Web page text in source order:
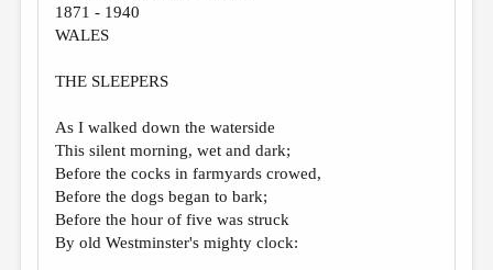
1871 - 1940
WALES
THE SLEEPERS
As I walked down the waterside
This silent morning, wet and dark;
Before the cocks in farmyards crowed,
Before the dogs began to bark;
Before the hour of five was struck
By old Westminster's mighty clock: